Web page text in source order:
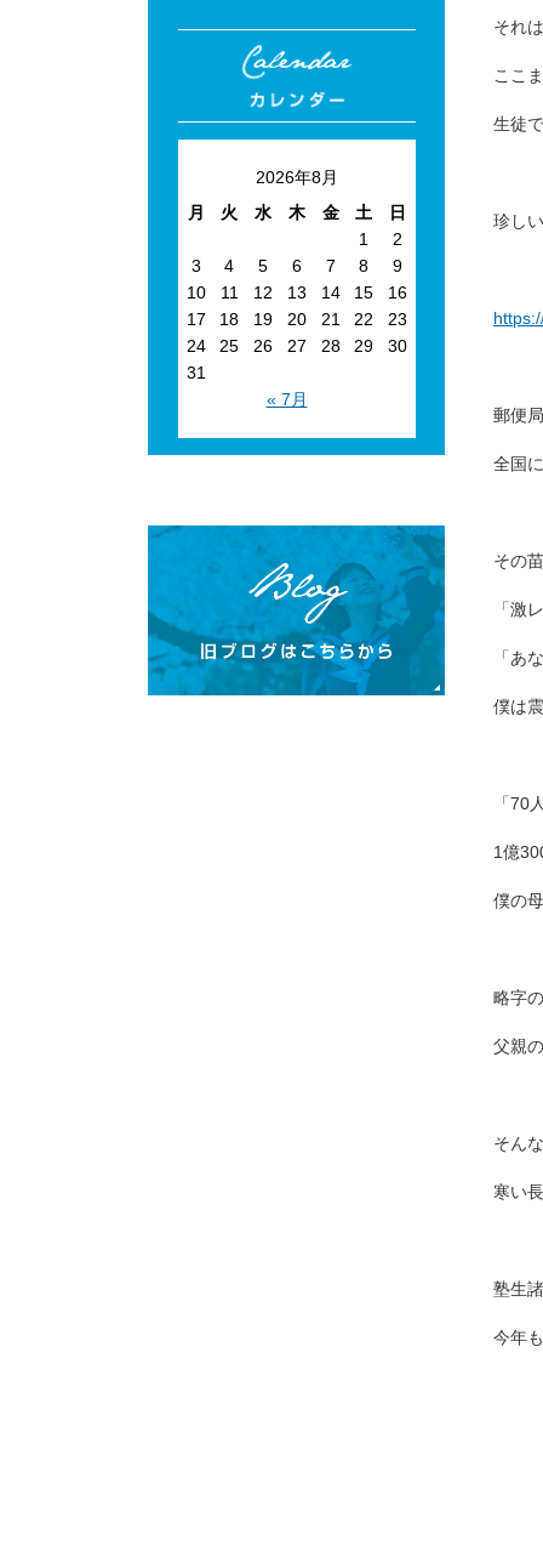
それ
ここ
生徒
珍し
郵便
全国
その
「激
「あ
僕は
「70
1億
僕の
略字
父親
そん
寒い
塾生
今年
2026年8月
月
火 水 木 金 土
日
1
2
3
4 5 6 7 8
9
10
11 12 13 14 15
16
17
18 19 20 21 22
23
24
25 26 27 28 29
30
31
« 7月